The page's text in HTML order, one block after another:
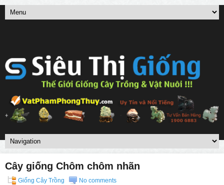
Cây giống Chôm chôm nhãn
Giống Cây Trồng No comments